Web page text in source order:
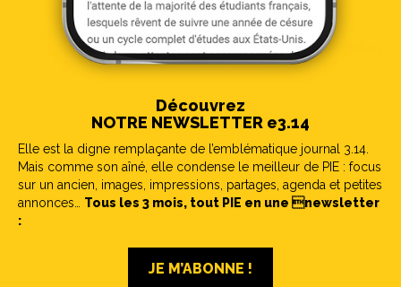
Découvrez
NOTRE NEWSLETTER e3.14
Elle est la digne remplaçante de l’emblématique journal 3.14.
Mais comme son aîné, elle condense le meilleur de PIE : focus
sur un ancien, images, impressions, partages, agenda et petites
annonces… Tous les 3 mois, tout PIE en une newsletter
:
JE M’ABONNE !